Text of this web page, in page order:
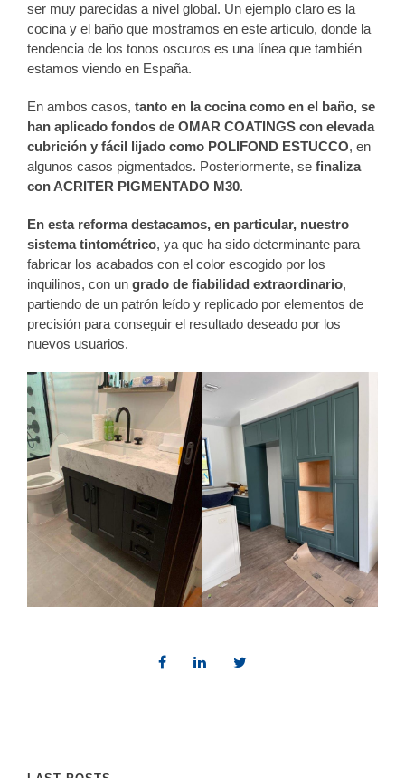
ser muy parecidas a nivel global. Un ejemplo claro es la
cocina y el baño que mostramos en este artículo, donde la
tendencia de los tonos oscuros es una línea que también
estamos viendo en España.
En ambos casos, tanto en la cocina como en el baño, se
han aplicado fondos de OMAR COATINGS con elevada
cubrición y fácil lijado como POLIFOND ESTUCCO, en
algunos casos pigmentados. Posteriormente, se finaliza
con ACRITER PIGMENTADO M30.
En esta reforma destacamos, en particular, nuestro
sistema tintométrico, ya que ha sido determinante para
fabricar los acabados con el color escogido por los
inquilinos, con un grado de fiabilidad extraordinario,
partiendo de un patrón leído y replicado por elementos de
precisión para conseguir el resultado deseado por los
nuevos usuarios.